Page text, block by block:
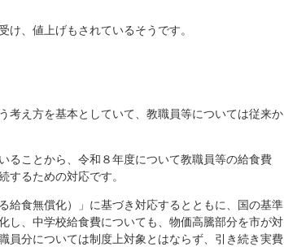
、値上げもされているそうです。
考え方を基本としていて、教職員等については従来か
ることから、令和８年度について教職員等の給食費
るための対応です。
給食無償化）」に基づき対応するとともに、国の基準
し、中学校給食費についても、物価高騰部分を市が対
員分については制度上対象とはならず、引き続き実費